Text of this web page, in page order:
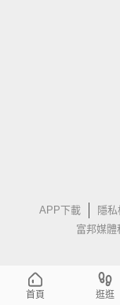
APP下載 隱
富邦媒體
首頁 逛逛